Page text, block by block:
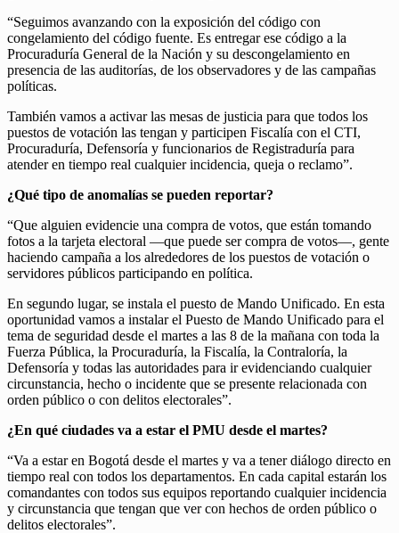
“Seguimos avanzando con la exposición del código con
congelamiento del código fuente. Es entregar ese código a la
Procuraduría General de la Nación y su descongelamiento en
presencia de las auditorías, de los observadores y de las campañas
políticas.
También vamos a activar las mesas de justicia para que todos los
puestos de votación las tengan y participen Fiscalía con el CTI,
Procuraduría, Defensoría y funcionarios de Registraduría para
atender en tiempo real cualquier incidencia, queja o reclamo”.
¿Qué tipo de anomalías se pueden reportar?
“Que alguien evidencie una compra de votos, que están tomando
fotos a la tarjeta electoral —que puede ser compra de votos—, gente
haciendo campaña a los alrededores de los puestos de votación o
servidores públicos participando en política.
En segundo lugar, se instala el puesto de Mando Unificado. En esta
oportunidad vamos a instalar el Puesto de Mando Unificado para el
tema de seguridad desde el martes a las 8 de la mañana con toda la
Fuerza Pública, la Procuraduría, la Fiscalía, la Contraloría, la
Defensoría y todas las autoridades para ir evidenciando cualquier
circunstancia, hecho o incidente que se presente relacionada con
orden público o con delitos electorales”.
¿En qué ciudades va a estar el PMU desde el martes?
“Va a estar en Bogotá desde el martes y va a tener diálogo directo en
tiempo real con todos los departamentos. En cada capital estarán los
comandantes con todos sus equipos reportando cualquier incidencia
y circunstancia que tengan que ver con hechos de orden público o
delitos electorales”.